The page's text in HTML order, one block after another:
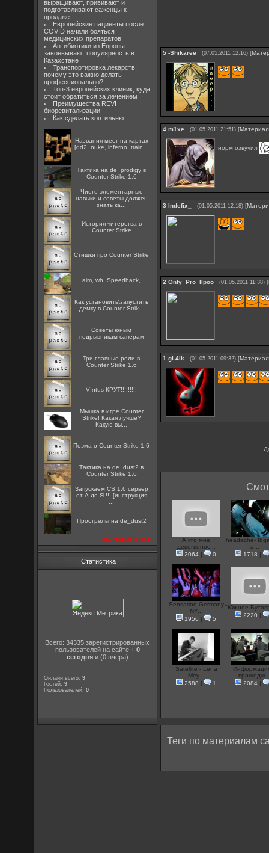
выращивают, прививают и
подготавливают саженцы к
продаже
Европейские пациенты после
COVID начали бояться
медицинских препаратов
Антибиотики из Европы
завоевывают популярность в
Казахстане
Транспортировка лекарств:
почему это важно делать
профессионально?
Топ-3 европейских клиник, куда
стоит обратиться за лечением
Преимущества REVI
биоревитализации
Как сделать коптильню
Названия мест на картах
[dd2, nuke, inferno, train...
Тактика на de_prodigy в
Counter Strike 1.6
Чисто элементарные
навыки и советы должен
знать ка...
История читерства в
Counter Strike
Стишки про Counter Strike
aim, wh, Speedhack,
Как установить\запустить
демку в Counter-Strik...
Советы юным
подрывникам-саперам
Три главные роли в
Counter Strike 1.6
V!ntus КРУТ!!!!!!!!!
Мышка в игре Counter
Strike! Какая лучше?
Какую вы...
Поэма о Counter Strike 1.6
Тактика на de_dust2 в
Counter Strike 1.6
Запускаем CS 1.6 сервер
от А до Я !!! [инструкция
Прострелы на de_dust2
посмотреть все
Статистика
Всего: 34335 зарегистрированных
пользователей на сайте + 0
сегодняи (0 вчера)
Онлайн всего:9
Гостей:9
Пользователей:0
5 -Shikaree (07.05.2011 12:16) [
4 m1xe (01.05.2011 21:51) [Материал
норм озвучил
3 Indefix_ (01.05.2011 12:18) [
2 Only_Pro_IIpoo (01.05.2011 11:38) [
1 gL4ik (01.05.2011 09:32) [Материал
А кто мне
девственос...
2064 | 0
headache-
a...
1718 |
Sensation Germany
NY...
1956 | 5
"Южное
2220 |
Satellite - Lena
Mey...
2588 | 1
2084|
Теги по материалам